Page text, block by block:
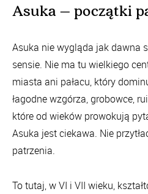
Asuka – początki
Asuka nie wygląda jak dawna
sensie. Nie ma tu wielkiego
miasta ani pałacu, który
łagodne wzgórza, grobowce,
które od wieków prowokują
Asuka jest ciekawa. Nie
patrzenia.
To tutaj, w VI i VII wieku,